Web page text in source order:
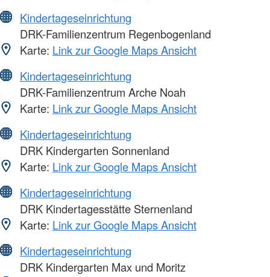
Kindertageseinrichtung
DRK-Familienzentrum Regenbogenland
Karte: Link zur Google Maps Ansicht
Kindertageseinrichtung
DRK-Familienzentrum Arche Noah
Karte: Link zur Google Maps Ansicht
Kindertageseinrichtung
DRK Kindergarten Sonnenland
Karte: Link zur Google Maps Ansicht
Kindertageseinrichtung
DRK Kindertagesstätte Sternenland
Karte: Link zur Google Maps Ansicht
Kindertageseinrichtung
DRK Kindergarten Max und Moritz